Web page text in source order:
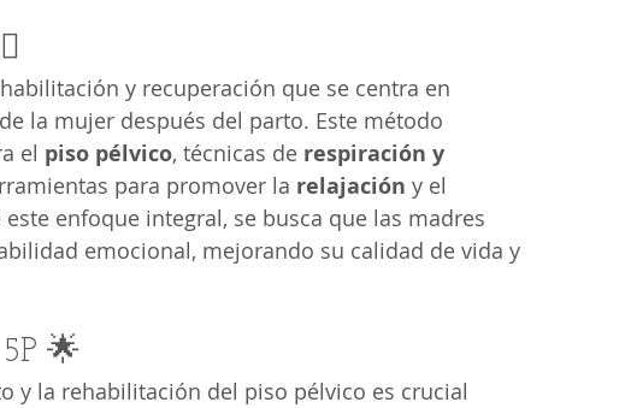
y recuperación que se centra en
la mujer después del parto. Este método
el piso pélvico, técnicas de respiración y
para promover la relajación y el
este enfoque integral, se busca que las madres
emocional, mejorando su calidad de vida y
🌟
y la rehabilitación del piso pélvico es crucial